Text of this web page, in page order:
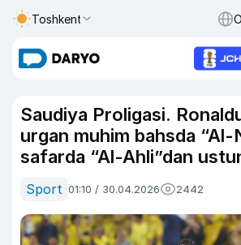
Toshkent
Saudiya Proligasi.
urgan muhim bahsda “Al-
safarda “Al-Ahli”dan
Sport 01:10 / 30.04.2026 2442